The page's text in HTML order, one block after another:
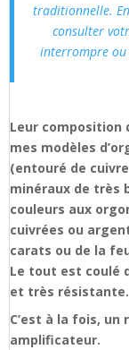
traditionnelle.
consulter
interrompre ou
Leur composition
mes modèles
(entouré de
minéraux de très
couleurs aux
cuivrées ou
carats ou de la
Le tout est coulé
et très résistante.
C’est à la fois,
amplificateur.